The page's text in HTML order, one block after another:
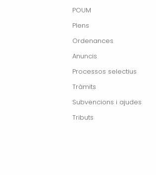
POUM
Plens
Ordenances
Anuncis
Processos selectius
Tràmits
Subvencions i ajudes
Tributs